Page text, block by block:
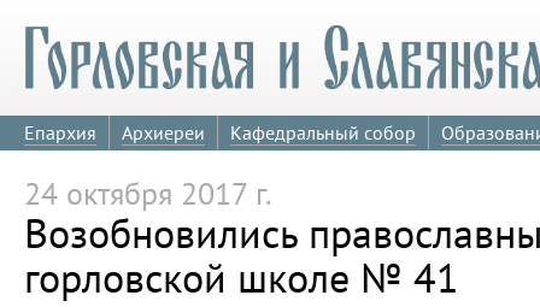
Епархия Архиереи Кафедральный собор
24 октября 2017 г.
Возобновились
горловской школе № 41